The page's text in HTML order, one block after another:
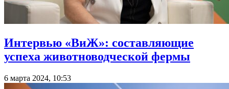
Интервью «ВиЖ»: составляющие
успеха животноводческой фермы
6 марта 2024, 10:53